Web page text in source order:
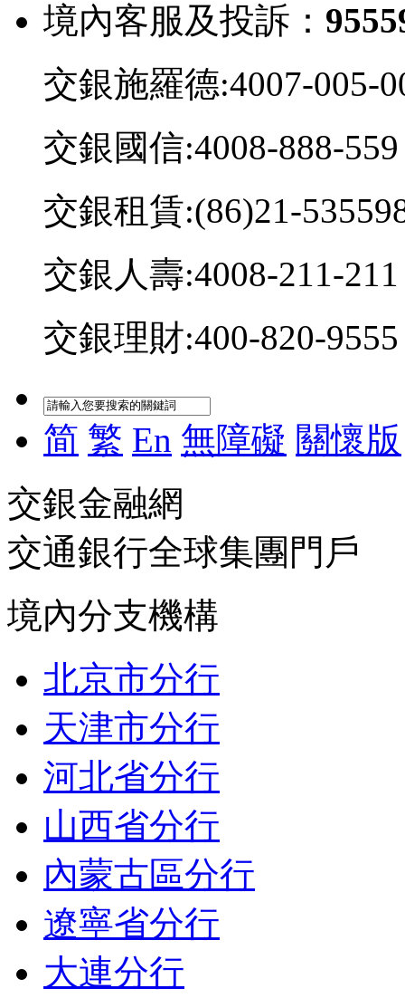
境內客服及投訴：
交銀施羅德:4007-005-
交銀國信:4008-888-559
交銀租賃:(86)21-
交銀人壽:4008-211-211
交銀理財:400-820-9555
简 繁 En 無障礙 關懷版
交銀金融網
交通銀行全球集團門戶
境內分支機構
北京市分行
天津市分行
河北省分行
山西省分行
內蒙古區分行
遼寧省分行
大連分行